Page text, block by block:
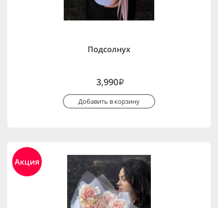
Подсолнух
3,990i
Добавить в корзину
Акция